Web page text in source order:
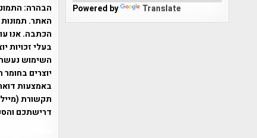
הבהרה:
האתר.
הכתבה. אנו
בעלי זכויות
יוצרים
תקשורת
דרישתכם
Powered by Translate